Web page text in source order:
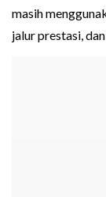
masih
jalur prestasi,